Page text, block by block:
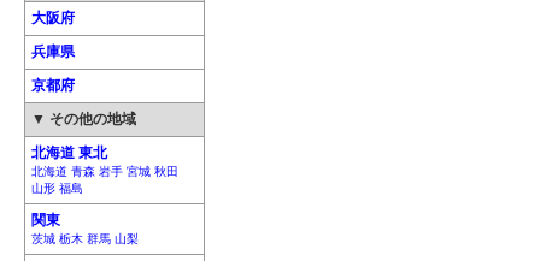
大阪府
兵庫県
京都府
▼ その他の地域
北海道 東北
北海道 青森 岩手 宮城 秋田
山形 福島
関東
茨城 栃木 群馬 山梨